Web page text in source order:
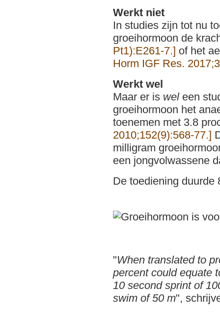
Werkt niet
In studies zijn tot nu
groeihormoon de
Pt1):E261-7.] of het
Horm IGF Res.
Werkt wel
Maar er is weleen
groeihormoon het
toenemen met 3.8
2010;152(9):568-77.]
milligram
een jongvolwassene
De toediening duurde
"When translated to
percent could equate
10 second sprint of
swim of 50 m",